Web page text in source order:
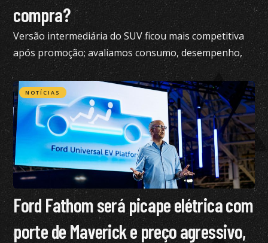
compra?
Versão intermediária do SUV ficou mais competitiva
após promoção; avaliamos consumo, desempenho,
conforto e mais
NOTÍCIAS
Ford Fathom será picape elétrica com
porte de Maverick e preço agressivo,